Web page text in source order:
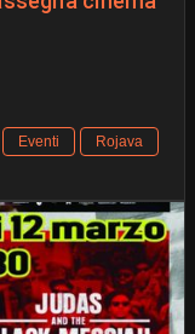
Eventi
Rojava